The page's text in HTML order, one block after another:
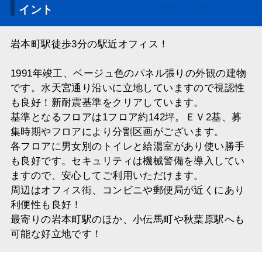
イント
岩本町駅徒歩3分の駅近オフィス！
1991年竣工、ベージュ色のパネル張りの外観の建物
です。水天宮通り沿いに立地していますので視認性
も良好！新耐震基準をクリアしています。
基準となるフロアは1フロア約142坪。ＥＶ2基、募
集時期やフロアにより分割区画がございます。
各フロアに男女別のトイレと給湯室があり使い勝手
も良好です。セキュリティは機械警備を導入してい
ますので、安心してご利用いただけます。
周辺はオフィス街、コンビニや郵便局が近くにあり
利便性も良好！
最寄りの岩本町駅のほか、小伝馬町や秋葉原駅へも
可能な好立地です！